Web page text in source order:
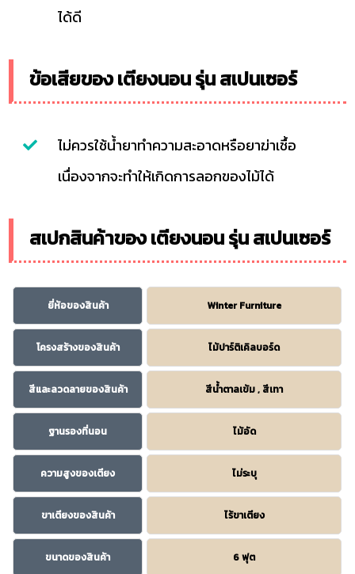
ได้ดี
ข้อเสียของ เตียงนอน รุ่น สเปนเซอร์
ไม่ควรใช้น้ำยาทำความสะอาดหรือยาฆ่าเชื้อ
เนื่องจากจะทำให้เกิดการลอกของไม้ได้
สเปกสินค้าของ เตียงนอน รุ่น สเปนเซอร์
ยี่ห้อของสินค้า Winter Furniture
โครงสร้างของสินค้า ไม้ปาร์ติเคิลบอร์ด
สีและลวดลายของสินค้า สีน้ำตาลเข้ม , สีเทา
ฐานรองที่นอน ไม้อัด
ความสูงของเตียง ไม่ระบุ
ขาเตียงของสินค้า ไร้ขาเตียง
ขนาดของสินค้า 6 ฟุต